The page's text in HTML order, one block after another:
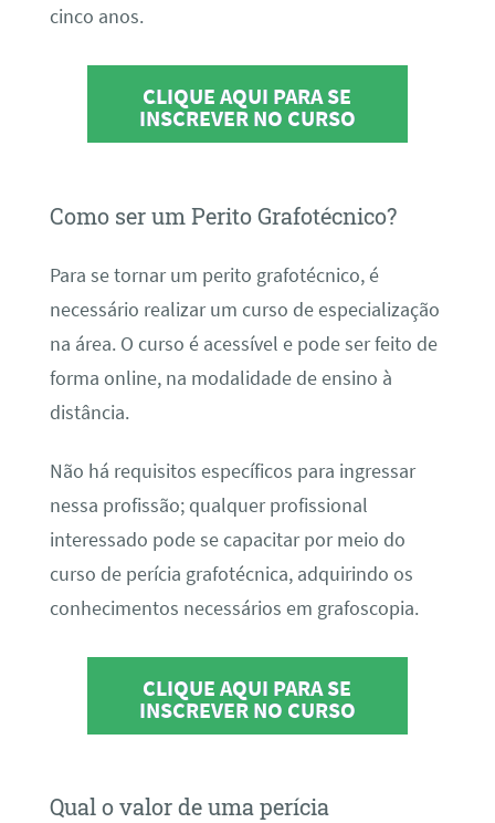
cinco anos.
CLIQUE AQUI PARA SE
INSCREVER NO CURSO
Como ser um Perito Grafotécnico?
Para se tornar um perito grafotécnico, é
necessário realizar um curso de especialização
na área. O curso é acessível e pode ser feito de
forma online, na modalidade de ensino à
distância.
Não há requisitos específicos para ingressar
nessa profissão; qualquer profissional
interessado pode se capacitar por meio do
curso de perícia grafotécnica, adquirindo os
conhecimentos necessários em grafoscopia.
CLIQUE AQUI PARA SE
INSCREVER NO CURSO
Qual o valor de uma perícia